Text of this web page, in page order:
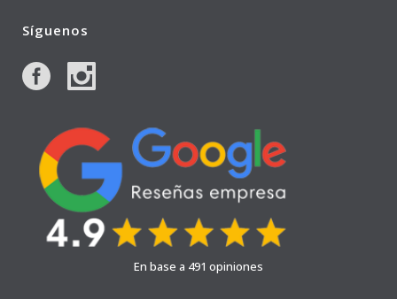
Síguenos
En base a 491 opiniones